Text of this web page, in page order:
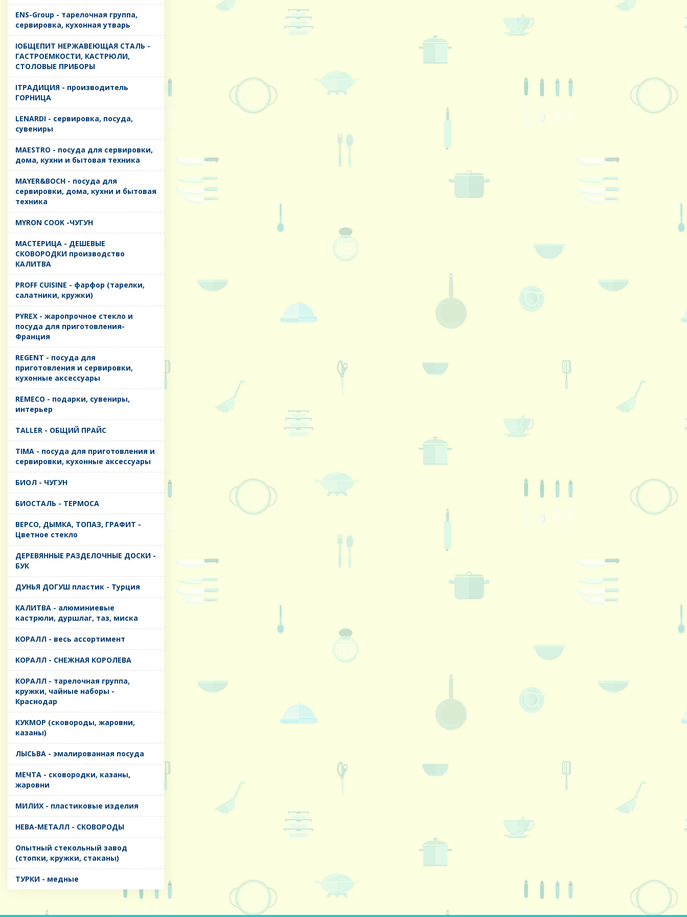
ENS-Group - тарелочная группа,
сервировка, кухонная утварь
IОБЩЕПИТ НЕРЖАВЕЮЩАЯ СТАЛЬ -
ГАСТРОЕМКОСТИ, КАСТРЮЛИ,
СТОЛОВЫЕ ПРИБОРЫ
IТРАДИЦИЯ - производитель
ГОРНИЦА
LENARDI - сервировка, посуда,
сувениры
MAESTRO - посуда для сервировки,
дома, кухни и бытовая техника
MAYER&BOCH - посуда для
сервировки, дома, кухни и бытовая
техника
MYRON COOK -ЧУГУН
MАСТЕРИЦА - ДЕШЕВЫЕ
СКОВОРОДКИ производство
КАЛИТВА
PROFF CUISINE - фарфор (тарелки,
салатники, кружки)
PYREX - жаропрочное стекло и
посуда для приготовления-
Франция
REGENT - посуда для
приготовления и сервировки,
кухонные аксессуары
REMECO - подарки, сувениры,
интерьер
TALLER - ОБЩИЙ ПРАЙС
TIMA - посуда для приготовления и
сервировки, кухонные аксессуары
БИОЛ - ЧУГУН
БИОСТАЛЬ - ТЕРМОСА
ВЕРСО, ДЫМКА, ТОПАЗ, ГРАФИТ -
Цветное стекло
ДЕРЕВЯННЫЕ РАЗДЕЛОЧНЫЕ ДОСКИ -
БУК
ДУНЬЯ ДОГУШ пластик - Турция
КАЛИТВА - алюминиевые
кастрюли, дуршлаг, таз, миска
КОРАЛЛ - весь ассортимент
КОРАЛЛ - СНЕЖНАЯ КОРОЛЕВА
КОРАЛЛ - тарелочная группа,
кружки, чайные наборы -
Краснодар
КУКМОР (сковороды, жаровни,
казаны)
ЛЫСЬВА - эмалированная посуда
МЕЧТА - сковородки, казаны,
жаровни
МИЛИХ - пластиковые изделия
НЕВА-МЕТАЛЛ - СКОВОРОДЫ
Опытный стекольный завод
(стопки, кружки, стаканы)
ТУРКИ - медные